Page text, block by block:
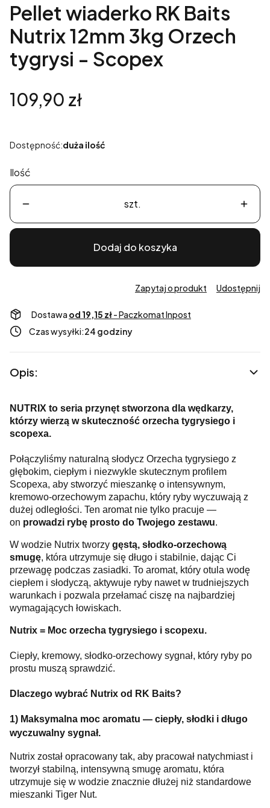
Pellet wiaderko RK Baits
Nutrix 12mm 3kg Orzech
tygrysi - Scopex
Cena
109,90 zł
Dostępność:duża ilość
Ilość
szt.
Dodaj do koszyka
Zapytaj o produkt Udostępnij
Dostawa od 19,15 zł- Paczkomat Inpost
Czas wysyłki:24 godziny
Opis:
NUTRIX to seria przynęt stworzona dla wędkarzy,
którzy wierzą w skuteczność orzecha tygrysiego i
scopexa.
Połączyliśmy naturalną słodycz Orzecha tygrysiego z
głębokim, ciepłym i niezwykle skutecznym profilem
Scopexa, aby stworzyć mieszankę o intensywnym,
kremowo-orzechowym zapachu, który ryby wyczuwają z
dużej odległości. Ten aromat nie tylko pracuje —
on prowadzi rybę prosto do Twojego zestawu.
W wodzie Nutrix tworzy gęstą, słodko-orzechową
smugę, która utrzymuje się długo i stabilnie, dając Ci
przewagę podczas zasiadki. To aromat, który otula wodę
ciepłem i słodyczą, aktywuje ryby nawet w trudniejszych
warunkach i pozwala przełamać ciszę na najbardziej
wymagających łowiskach.
Nutrix = Moc orzecha tygrysiego i scopexu.
Ciepły, kremowy, słodko-orzechowy sygnał, który ryby po
prostu muszą sprawdzić.
Dlaczego wybrać Nutrix od RK Baits?
1) Maksymalna moc aromatu — ciepły, słodki i długo
wyczuwalny sygnał.
Nutrix został opracowany tak, aby pracował natychmiast i
tworzył stabilną, intensywną smugę aromatu, która
utrzymuje się w wodzie znacznie dłużej niż standardowe
mieszanki Tiger Nut.